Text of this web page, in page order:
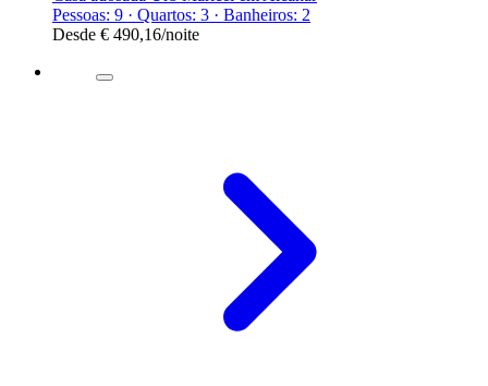
Pessoas: 9 · Quartos: 3 · Banheiros: 2
Desde € 490,16/noite